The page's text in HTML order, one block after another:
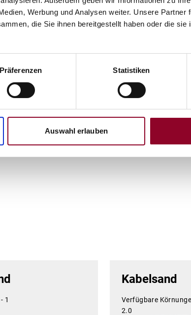
Werbung und Analysen weiter. Unsere Partner
die Sie ihnen bereitgestellt haben oder die sie
Präferenzen Statistiken
Auswahl erlauben
12 Paketen erfolgt der
8-10 Werktagen bis zur
(Deutschland) und auf
eine Telefonnummer mit,
oder erteile uns per E-
Beschränkungen zur
des Widerrufs /
Rücksendekosten.
1
Kabelsand
Verfügbare
2.0